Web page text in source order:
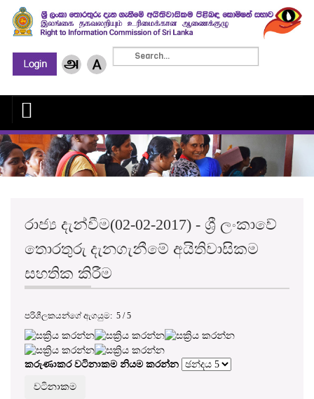
රාජ්‍ය දැන්වීම(02-02-2017) - ශ්‍රී ලංකාවේ
තොරතුරු දැනගැනීමේ අයිතිවාසිකම
සහතික කිරීම
පරිශීලකයන්ගේ ඇගයුම: 5 /5
කරුණාකර වටිනාකම නියම කරන්න